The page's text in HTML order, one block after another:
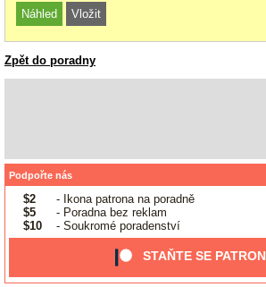
Zpět do poradny
Podpořte nás
$2
- Ikona patrona na poradně
$5
- Poradna bez reklam
$10
- Soukromé poradenství
STAŇTE SE